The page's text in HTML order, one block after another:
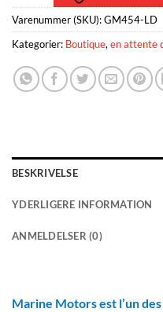
Varenummer (SKU):GM454-LD
Kategorier: Boutique,en attente
BESKRIVELSE
YDERLIGERE INFORMATION
ANMELDELSER (0)
Marine Motors est l’un